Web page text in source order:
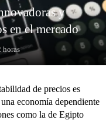
y
en el mercado
horas
de precios es
economía dependiente
como la de Egipto